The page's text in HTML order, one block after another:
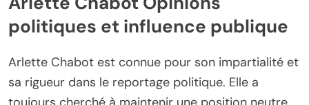
politiques et influence publique
Arlette Chabot est connue pour son impartialité et
sa rigueur dans le reportage politique. Elle a